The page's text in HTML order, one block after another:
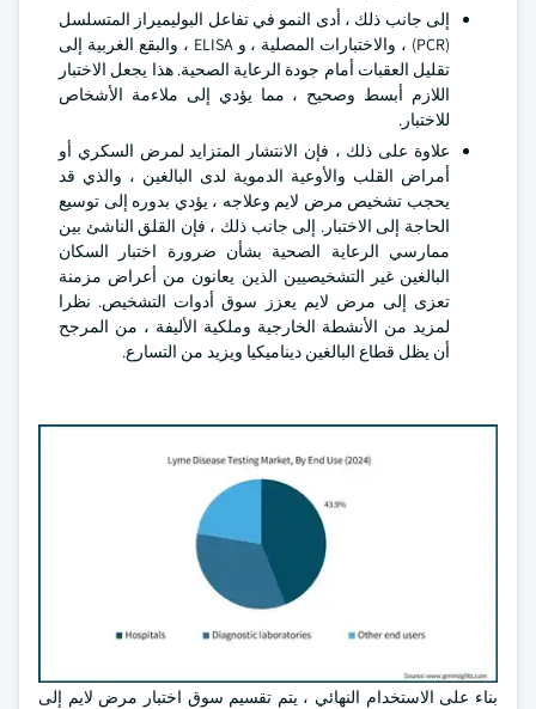
إلى جانب ذلك ، أدى النمو في تفاعل البوليميراز المتسلسل
(PCR) ، والاختبارات المصلية ، و ELISA ، والبقع الغربية إلى
تقليل العقبات أمام جودة الرعاية الصحية. هذا يجعل الاختبار
اللازم أبسط وصحيح ، مما يؤدي إلى ملاءمة الأشخاص
للاختبار.
علاوة على ذلك ، فإن الانتشار المتزايد لمرض السكري أو
أمراض القلب والأوعية الدموية لدى البالغين ، والذي قد
يحجب تشخيص مرض لايم وعلاجه ، يؤدي بدوره إلى توسيع
الحاجة إلى الاختبار. إلى جانب ذلك ، فإن القلق الناشئ بين
ممارسي الرعاية الصحية بشأن ضرورة اختبار السكان
البالغين غير التشخيصيين الذين يعانون من أعراض مزمنة
تعزى إلى مرض لايم يعزز سوق أدوات التشخيص. نظرا
لمزيد من الأنشطة الخارجية وملكية الأليفة ، من المرجح
أن يظل قطاع البالغين ديناميكيا ويزيد من التسارع.
بناء على الاستخدام النهائي ، يتم تقسيم سوق اختبار مرض لايم إلى